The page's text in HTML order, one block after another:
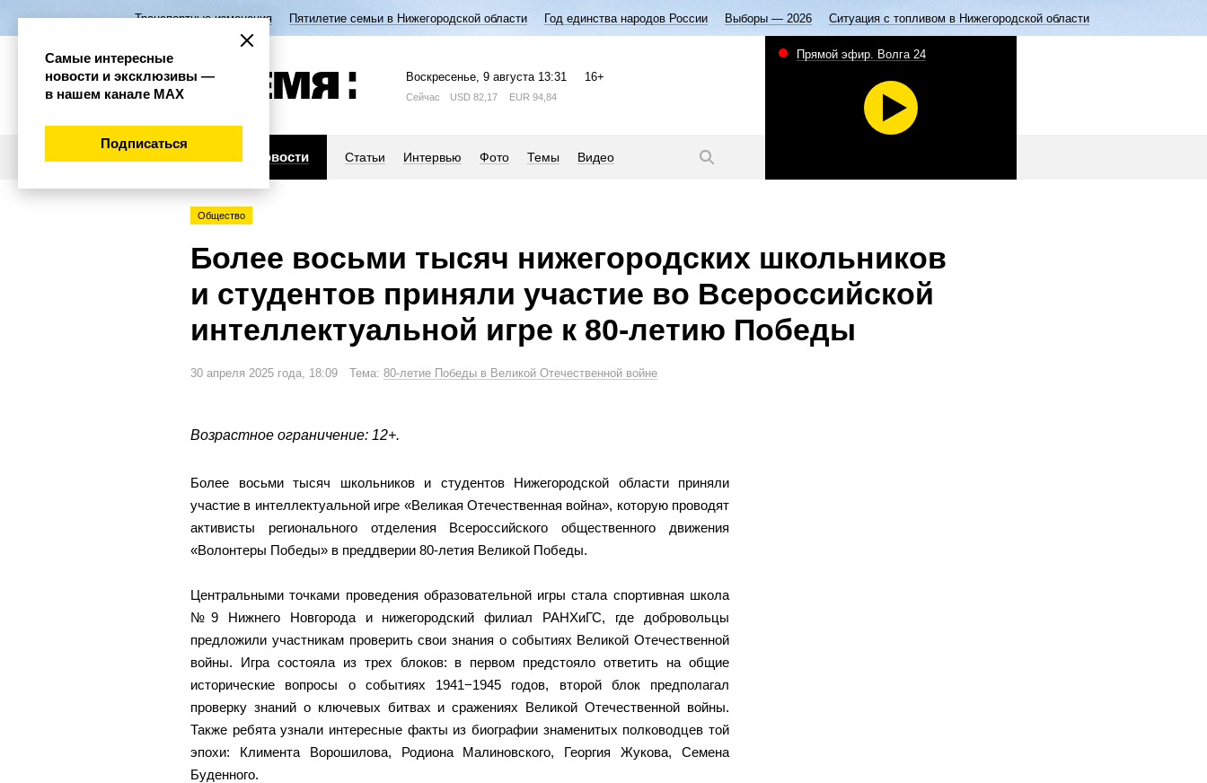
Транспортные изменения Пятилетие семьи в Нижегородской области Год единства народов России Выборы — 2026 Ситуация с топливом в Нижегородской области
Воскресенье, 9 августа 13:31 16+
Сейчас USD 82,17 EUR 94,84
Новости Статьи Интервью Фото Темы Видео
Прямой эфир. Волга 24
Общество
Более восьми тысяч нижегородских школьников
и студентов приняли участие во Всероссийской
интеллектуальной игре к 80-летию Победы
30 апреля 2025 года, 18:09 Тема: 80-летие Победы в Великой Отечественной войне
Возрастное ограничение: 12+.
Более восьми тысяч школьников и студентов Нижегородской области приняли
участие в интеллектуальной игре «Великая Отечественная война», которую проводят
активисты регионального отделения Всероссийского общественного движения
«Волонтеры Победы» в преддверии 80-летия Великой Победы.
Центральными точками проведения образовательной игры стала спортивная школа
№9 Нижнего Новгорода и нижегородский филиал РАНХиГС, где добровольцы
предложили участникам проверить свои знания о событиях Великой Отечественной
войны. Игра состояла из трех блоков: в первом предстояло ответить на общие
исторические вопросы о событиях 1941−1945 годов, второй блок предполагал
проверку знаний о ключевых битвах и сражениях Великой Отечественной войны.
Также ребята узнали интересные факты из биографии знаменитых полководцев той
эпохи: Климента Ворошилова, Родиона Малиновского, Георгия Жукова, Семена
Буденного.
Самые интересные
новости и эксклюзивы —
в нашем канале МАХ
Подписаться